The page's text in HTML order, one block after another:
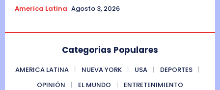
America Latina Agosto 3, 2026
Categorias Populares
AMERICA LATINA NUEVA YORK USA
DEPORTES
OPINIÓN
EL MUNDO ENTRETENIMIENTO